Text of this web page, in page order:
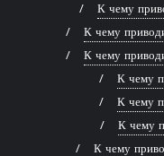
К чему
К чему
К чему
К чему
К чему
К чему
К чему